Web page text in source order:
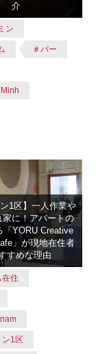
介
ン
＃バー
ン1区】一人作業や
家に！アパートの
「YORU Creative
」が現地在住者
すめな理由
在住
ン1区